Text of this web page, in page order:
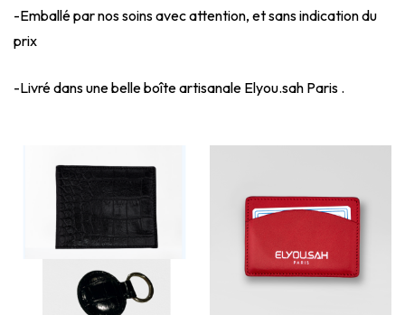
-Emballé par nos soins avec attention, et sans indication du
prix
-Livré dans une belle boîte artisanale Elyou.sah Paris .